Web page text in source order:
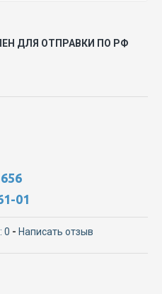
ДЛЯ ОТПРАВКИ ПО РФ
01
0 - Написать отзыв